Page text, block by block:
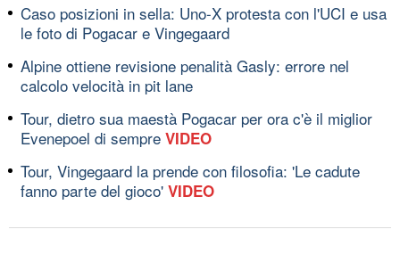
Caso posizioni in sella: Uno-X protesta con l'UCI e usa
le foto di Pogacar e Vingegaard
Alpine ottiene revisione penalità Gasly: errore nel
calcolo velocità in pit lane
Tour, dietro sua maestà Pogacar per ora c'è il miglior
Evenepoel di sempre VIDEO
Tour, Vingegaard la prende con filosofia: 'Le cadute
fanno parte del gioco' VIDEO